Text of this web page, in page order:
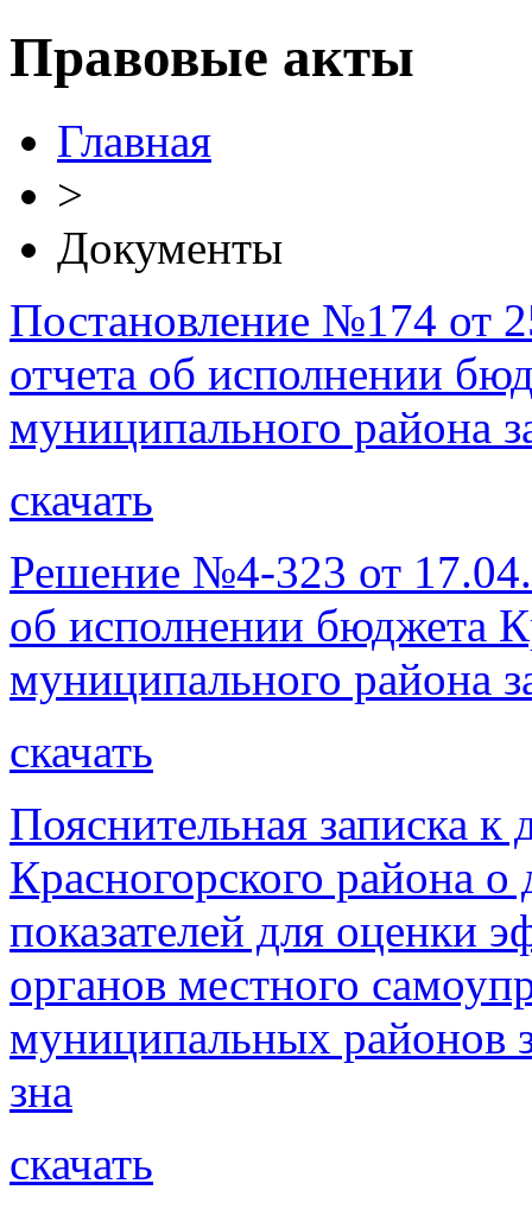
Правовые акты
Главная
>
Документы
Постановление №174 от
отчета об исполнении
муниципального района
скачать
Решение №4-323 от
об исполнении бюджета
муниципального района
скачать
Пояснительная записка
Красногорского района
показателей для оценки
органов местного
муниципальных районов
зна
скачать